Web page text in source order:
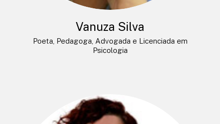
Vanuza Silva
Poeta, Pedagoga, Advogada e Licenciada em
Psicologia